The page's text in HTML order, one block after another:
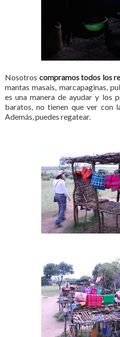
Nosotros compramos todos los
mantas masais, marcapaginas,
es una manera de ayudar y los
baratos, no tienen que ver con
Además, puedes regatear.